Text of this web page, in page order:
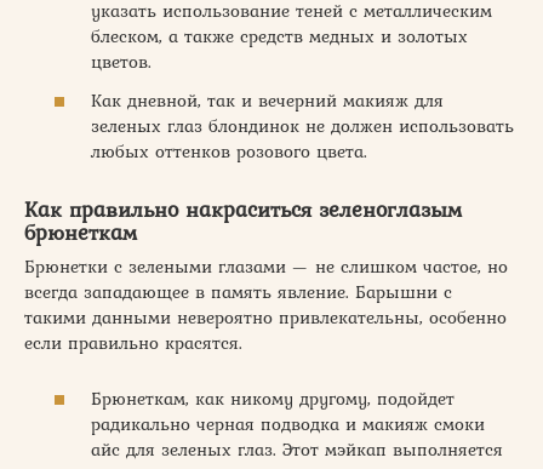
указать использование теней с металлическим
блеском, а также средств медных и золотых
цветов.
Как дневной, так и вечерний макияж для
зеленых глаз блондинок не должен использовать
любых оттенков розового цвета.
Как правильно накраситься зеленоглазым
брюнеткам
Брюнетки с зелеными глазами — не слишком частое, но
всегда западающее в память явление. Барышни с
такими данными невероятно привлекательны, особенно
если правильно красятся.
Брюнеткам, как никому другому, подойдет
радикально черная подводка и макияж смоки
айс для зеленых глаз. Этот мэйкап выполняется